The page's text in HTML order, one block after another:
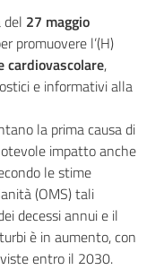
del 27 maggio
promuovere l’(H)
cardiovascolare,
e informativi alla
la prima causa di
impatto anche
le stime
(OMS) tali
decessi annui e il
è in aumento, con
entro il 2030.